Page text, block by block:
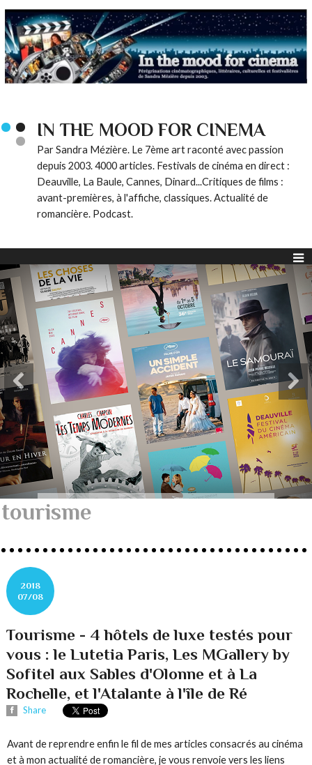
IN THE MOOD FOR CINEMA
Par Sandra Mézière. Le 7ème art raconté avec passion
depuis 2003. 4000 articles. Festivals de cinéma en direct :
Deauville, La Baule, Cannes, Dinard...Critiques de films :
avant-premières, à l'affiche, classiques. Actualité de
romancière. Podcast.
tourisme
2018
07/08
Tourisme - 4 hôtels de luxe testés pour
vous : le Lutetia Paris, Les MGallery by
Sofitel aux Sables d'Olonne et à La
Rochelle, et l'Atalante à l'île de Ré
Share
Avant de reprendre enfin le fil de mes articles consacrés au cinéma
et à mon actualité de romancière, je vous renvoie vers les liens